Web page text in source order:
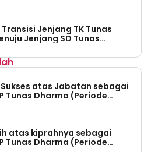
Jenjang TK Tunas
Jenjang SD Tunas
atas Jabatan sebagai
Tunas Dharma (Periode
atas kiprahnya sebagai
Tunas Dharma (Periode